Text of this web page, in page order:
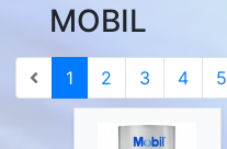
MOBIL
1 2 3 4 5